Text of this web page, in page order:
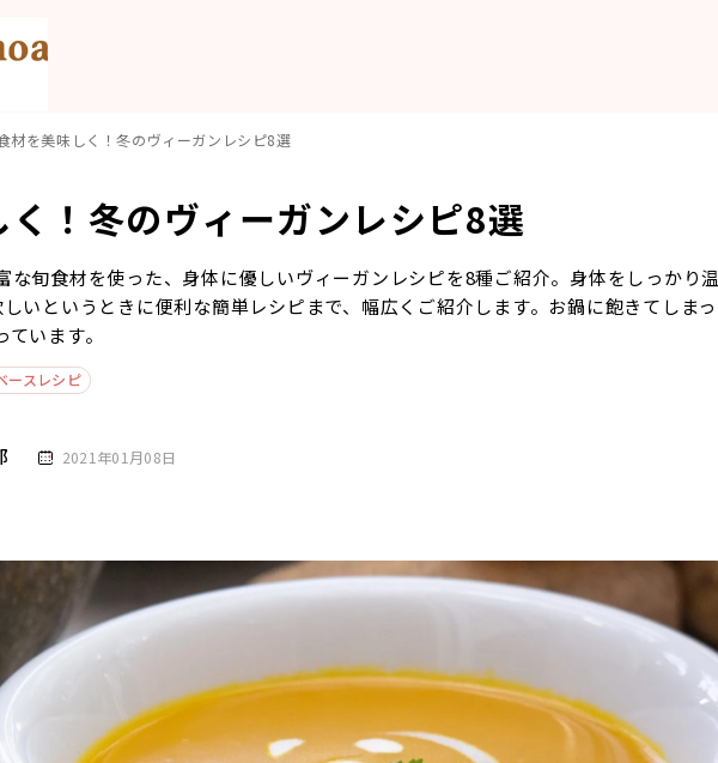
材を美味しく！冬のヴィーガンレシピ8選
！冬のヴィーガンレシピ8選
な旬食材を使った、身体に優しいヴィーガンレシピを8種ご紹介。身体をしっかり温
いというときに便利な簡単レシピまで、幅広くご紹介します。お鍋に飽きてしまっ
います。
ースレシピ
2021年01月08日